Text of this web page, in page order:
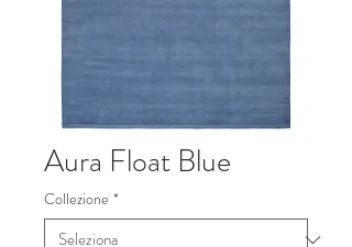
Aura Float Blue
Collezione *